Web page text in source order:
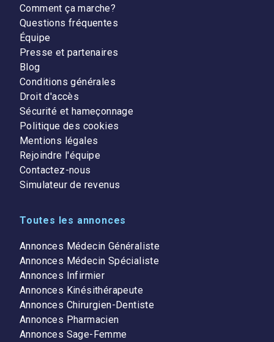
Comment ça marche?
Questions fréquentes
Équipe
Presse et partenaires
Blog
Conditions générales
Droit d'accès
Sécurité et hameçonnage
Politique des cookies
Mentions légales
Rejoindre l'équipe
Contactez-nous
Simulateur de revenus
Toutes les annonces
Annonces Médecin Généraliste
Annonces Médecin Spécialiste
Annonces Infirmier
Annonces Kinésithérapeute
Annonces Chirurgien-Dentiste
Annonces Pharmacien
Annonces Sage-Femme